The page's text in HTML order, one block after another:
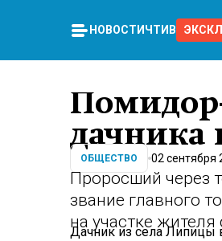
НОВОСТИ ЧТИВО
дачника
ОБЩЕСТВО 02 сентября
Проросший через
звание главного
на участке
Дачник из села Липицы